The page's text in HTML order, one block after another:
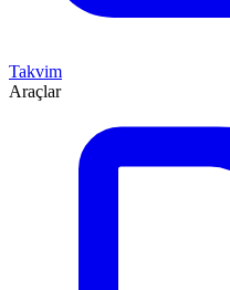
Takvim
Araçlar